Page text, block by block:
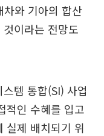
와 기아의 합산
이라는 전망도
템 통합(SI) 사업
적인 수혜를 입고
실제 배치되기 위